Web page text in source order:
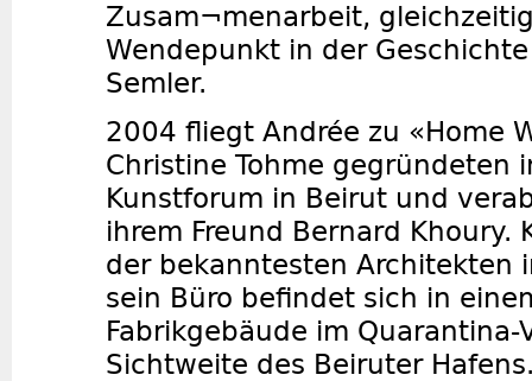
Zusam¬menarbeit,
Wendepunkt in der
Semler.
2004 fliegt Andrée zu «Home
Christine Tohme gegründeten
Kunstforum in Beirut und
ihrem Freund Bernard Khoury.
der bekanntesten Architekten
sein Büro befindet sich in
Fabrikgebäude im Quarantina-
Sichtweite des Beiruter